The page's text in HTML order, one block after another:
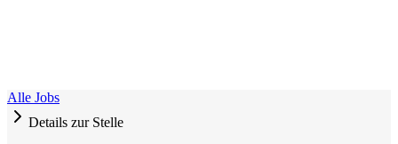
Alle Jobs
Details zur Stelle